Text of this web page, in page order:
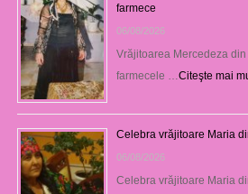
farmece
06/08/2026
Vrăjitoarea Mercedeza
farmecele … Citeşte mai
Celebra vrăjitoare Maria
06/08/2026
Celebra vrăjitoare Maria